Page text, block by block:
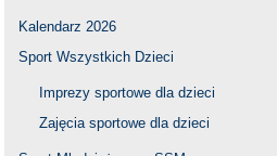
Kalendarz 2026
Sport Wszystkich Dzieci
Imprezy sportowe dla dzieci
Zajęcia sportowe dla dzieci